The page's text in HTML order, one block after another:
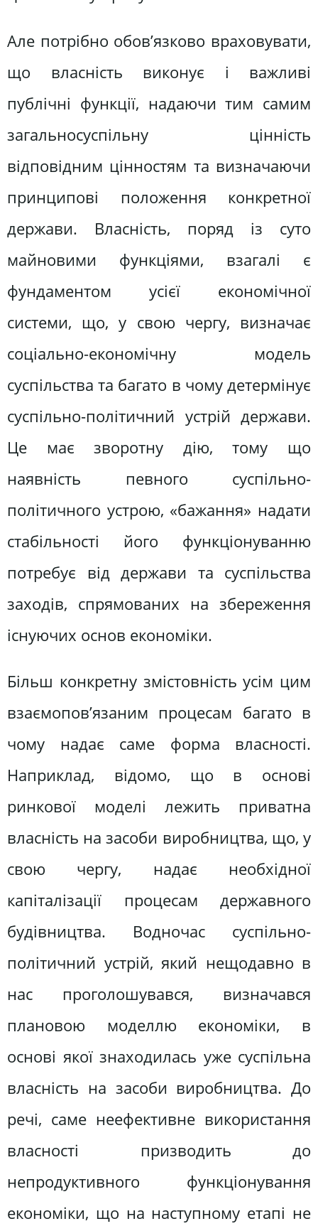
Але потрібно обов’язково враховувати,
що власність виконує і важливі
публічні функції, надаючи тим самим
загальносуспільну цінність
відповідним цінностям та визначаючи
принципові положення конкретної
держави. Власність, поряд із суто
майновими функціями, взагалі є
фундаментом усієї економічної
системи, що, у свою чергу, визначає
соціально-економічну модель
суспільства та багато в чому детермінує
суспільно-політичний устрій держави.
Це має зворотну дію, тому що
наявність певного суспільно-
політичного устрою, «бажання» надати
стабільності його функціонуванню
потребує від держави та суспільства
заходів, спрямованих на збереження
існуючих основ економіки.
Більш конкретну змістовність усім цим
взаємопов’язаним процесам багато в
чому надає саме форма власності.
Наприклад, відомо, що в основі
ринкової моделі лежить приватна
власність на засоби виробництва, що, у
свою чергу, надає необхідної
капіталізації процесам державного
будівництва. Водночас суспільно-
політичний устрій, який нещодавно в
нас проголошувався, визначався
плановою моделлю економіки, в
основі якої знаходилась уже суспільна
власність на засоби виробництва. До
речі, саме неефективне використання
власності призводить до
непродуктивного функціонування
економіки, що на наступному етапі не